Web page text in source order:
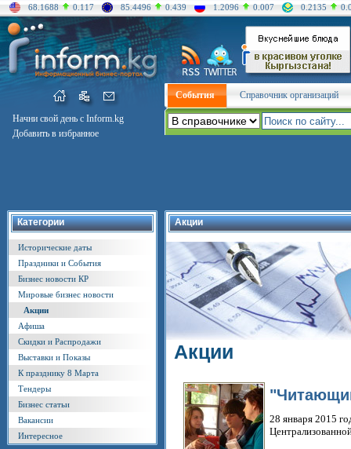
68.1688 0.117 85.4496 0.439 1.2096 0.007 0.2135
Начни свой день с Inform.kg
Добавить в избранное
События Справочник организаций
Категории
Исторические даты
Праздники и События
Бизнес новости КР
Мировые бизнес новости
Акции
Афиша
Скидки и Распродажи
Выставки и Показы
К празднику 8 Марта
Тендеры
Бизнес статьи
Вакансии
Интересное
Акции
Акции
28 января 2015